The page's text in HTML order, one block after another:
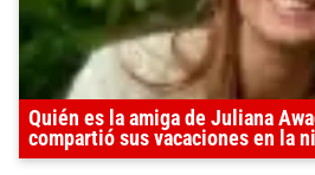
Quién es la amiga de Juliana
compartió sus vacaciones en la